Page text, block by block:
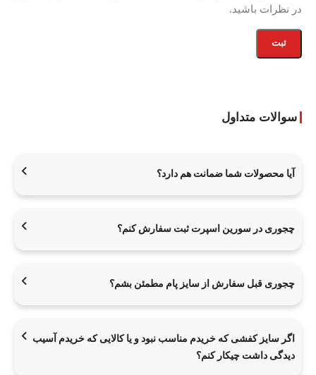
در نظرات باشید.
سوالات متداول
آیا محصولات شما ضمانت هم دارد؟
چجوری در سورین اسپرت ثبت سفارش کنم؟
چجوری قبل سفارش از سایز پام مطمئن بشم؟
اگر سایز کفشی که خریدم مناسب نبود و یا کالایی که خریدم آسیب
دیدگی داشت چیکار کنم؟